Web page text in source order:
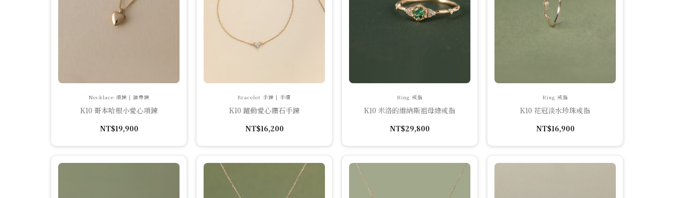
Necklace 項鍊 | 鎖骨鍊
K10 哥本哈根小愛心項鍊
NT$19,900
Bracelet 手鍊 | 手環
K10 躍動愛心鑽石手鍊
NT$16,200
Ring 戒指
K10 米洛的維納斯祖母綠戒指
NT$29,800
Ring 戒指
K10 花冠淡水珍珠戒指
NT$16,900